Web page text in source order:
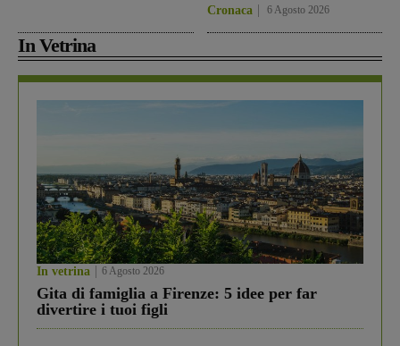
Cronaca 6 Agosto 2026
In Vetrina
In vetrina 6 Agosto 2026
Gita di famiglia a Firenze: 5 idee per far
divertire i tuoi figli